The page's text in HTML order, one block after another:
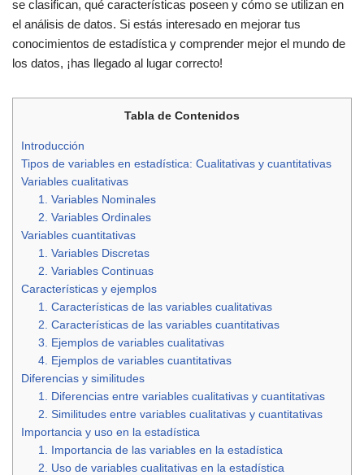
se clasifican, qué características poseen y cómo se utilizan en
el análisis de datos. Si estás interesado en mejorar tus
conocimientos de estadística y comprender mejor el mundo de
los datos, ¡has llegado al lugar correcto!
Tabla de Contenidos
Introducción
Tipos de variables en estadística: Cualitativas y cuantitativas
Variables cualitativas
1. Variables Nominales
2. Variables Ordinales
Variables cuantitativas
1. Variables Discretas
2. Variables Continuas
Características y ejemplos
1. Características de las variables cualitativas
2. Características de las variables cuantitativas
3. Ejemplos de variables cualitativas
4. Ejemplos de variables cuantitativas
Diferencias y similitudes
1. Diferencias entre variables cualitativas y cuantitativas
2. Similitudes entre variables cualitativas y cuantitativas
Importancia y uso en la estadística
1. Importancia de las variables en la estadística
2. Uso de variables cualitativas en la estadística